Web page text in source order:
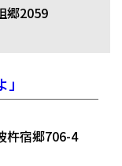
郷2059
杵宿郷706-4